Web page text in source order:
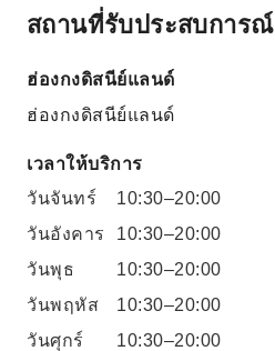
สถานที่รับประสบการณ์
ฮ่องกงดิสนีย์แลนด์
ฮ่องกงดิสนีย์แลนด์
เวลาให้บริการ
วันจันทร์
10:30–20:00
วันอังคาร
10:30–20:00
วันพุธ
10:30–20:00
วันพฤหัส
10:30–20:00
วันศุกร์
10:30–20:00